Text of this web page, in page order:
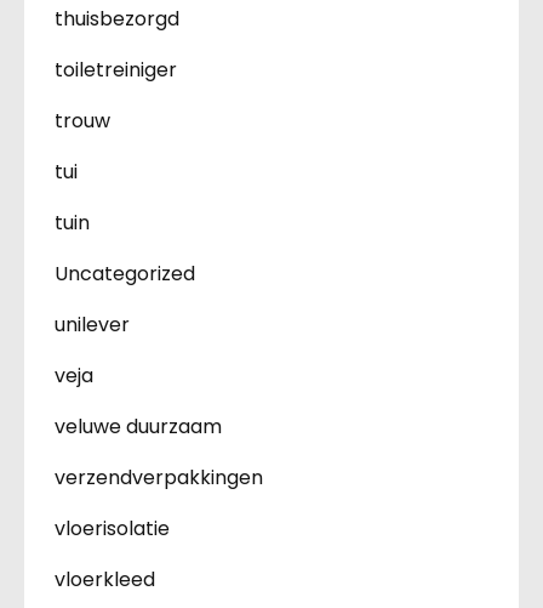
thuisbezorgd
toiletreiniger
trouw
tui
tuin
Uncategorized
unilever
veja
veluwe duurzaam
verzendverpakkingen
vloerisolatie
vloerkleed